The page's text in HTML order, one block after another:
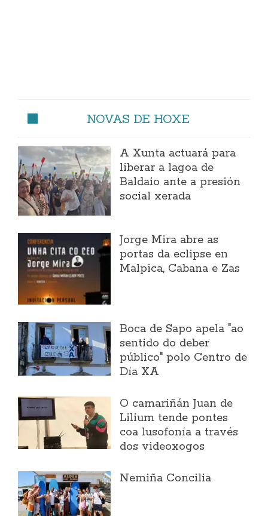
NOVAS DE HOXE
A Xunta actuará para
liberar a lagoa de
Baldaio ante a presión
social xerada
Jorge Mira abre as
portas da eclipse en
Malpica, Cabana e Zas
Boca de Sapo apela "ao
sentido do deber
público" polo Centro de
Día XA
O camariñán Juan de
Lilium tende pontes
coa lusofonía a través
dos videoxogos
Nemiña Concilia